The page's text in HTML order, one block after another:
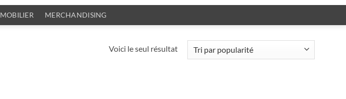
MOBILIER MERCHANDISING
Voici le seul résultat